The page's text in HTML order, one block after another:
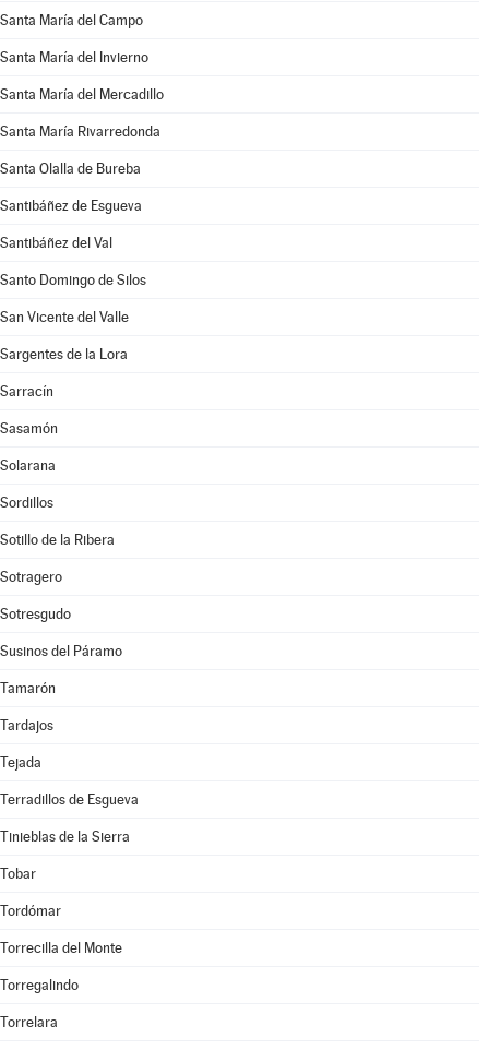
Santa María del Campo
Santa María del Invierno
Santa María del Mercadillo
Santa María Rivarredonda
Santa Olalla de Bureba
Santibáñez de Esgueva
Santibáñez del Val
Santo Domingo de Silos
San Vicente del Valle
Sargentes de la Lora
Sarracín
Sasamón
Solarana
Sordillos
Sotillo de la Ribera
Sotragero
Sotresgudo
Susinos del Páramo
Tamarón
Tardajos
Tejada
Terradillos de Esgueva
Tinieblas de la Sierra
Tobar
Tordómar
Torrecilla del Monte
Torregalindo
Torrelara